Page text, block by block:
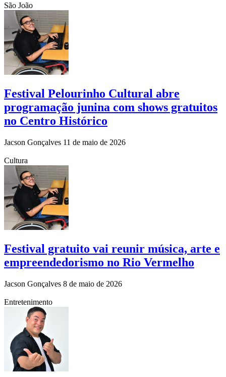
São João
Festival Pelourinho Cultural abre
programação junina com shows gratuitos
no Centro Histórico
Jacson Gonçalves 11 de maio de 2026
Cultura
Festival gratuito vai reunir música, arte e
empreendedorismo no Rio Vermelho
Jacson Gonçalves 8 de maio de 2026
Entretenimento